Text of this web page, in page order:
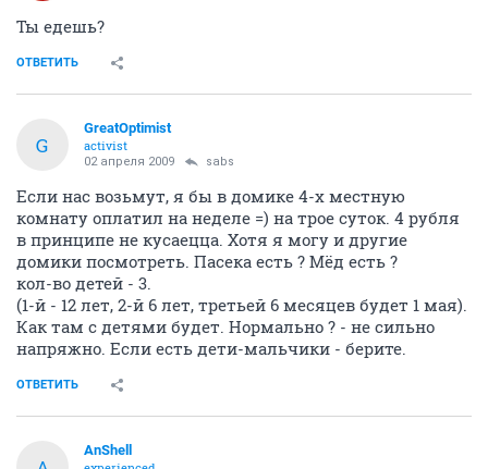
Ты едешь?
ОТВЕТИТЬ
G
GreatOptimist
activist
02 апреля 2009 sabs
Если нас возьмут, я бы в домике 4-х местную
комнату оплатил на неделе =) на трое суток. 4 рубля
в принципе не кусаецца. Хотя я могу и другие
домики посмотреть. Пасека есть ? Мёд есть ?
кол-во детей - 3.
(1-й - 12 лет, 2-й 6 лет, третьей 6 месяцев будет 1 мая).
Как там с детями будет. Нормально ? - не сильно
напряжно. Если есть дети-мальчики - берите.
ОТВЕТИТЬ
AnShell